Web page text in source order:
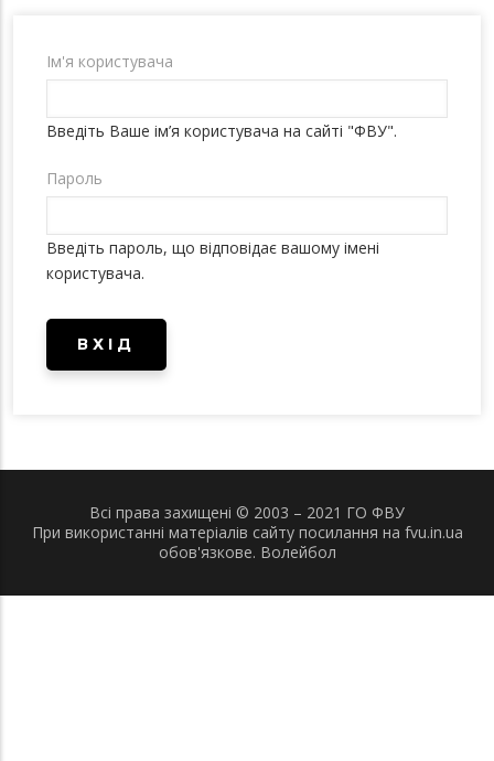
Ім'я користувача
Введіть Ваше ім’я користувача на сайті "ФВУ".
Пароль
Введіть пароль, що відповідає вашому імені
користувача.
Всі права захищені © 2003 – 2021 ГО ФВУ
При використанні матеріалів сайту посилання на fvu.in.ua
обов'язкове. Волейбол